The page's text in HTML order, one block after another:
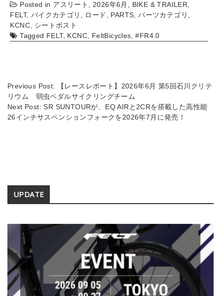
e
a
d
e p
Li
Posted in アスリート ,2026年6月 , BIKE & TRAILER,
FELT, バイクカテゴリ , ロード , PARTS,パーツカテゴリ ,
KCNC, シートポスト
Tagged FELT, KCNC, FeltBicycles,#FR4.0
Previous Post:
【レースレポート】2026年6月 第5回石川クリテ
リウム 弱虫ペダルサイクリングチーム
Next Post:SR SUNTOURが、EQ AIRと2CRを搭載した高性能
26インチサスペンションフォークを2026年7月に発売！
Secondary
UPDATE